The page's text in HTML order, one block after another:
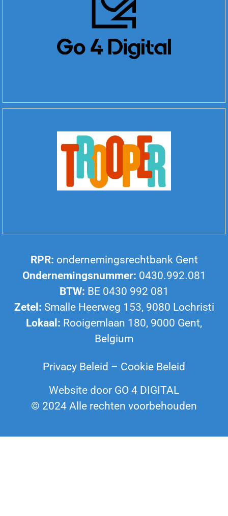
RPR: ondernemingsrechtbank Gent
Ondernemingsnummer: 0430.992.081
BTW: BE 0430 992 081
Zetel: Smalle Heerweg 153, 9080 Lochristi
Lokaal: Rooigemlaan 180, 9000 Gent,
Belgium
Privacy Beleid – Cookie Beleid
Website door GO 4 DIGITAL
© 2024 Alle rechten voorbehouden